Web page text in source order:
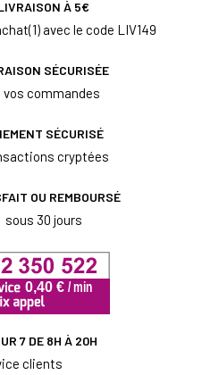
À 5€
avec le code LIV149
SÉCURISÉE
vos commandes
SÉCURISÉ
cryptées
OU REMBOURSÉ
sous 30 jours
7 DE 8H À 20H
clients